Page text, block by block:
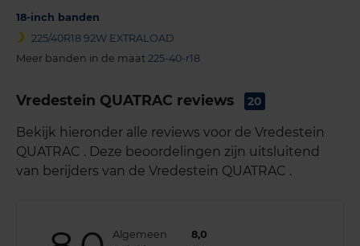
18-inch banden
225/40R18 92W EXTRALOAD
Meer banden in de maat 225-40-r18
Vredestein QUATRAC reviews 20
Bekijk hieronder alle reviews voor de Vredestein
QUATRAC . Deze beoordelingen zijn uitsluitend
van berijders van de Vredestein QUATRAC .
Algemeen
8,0